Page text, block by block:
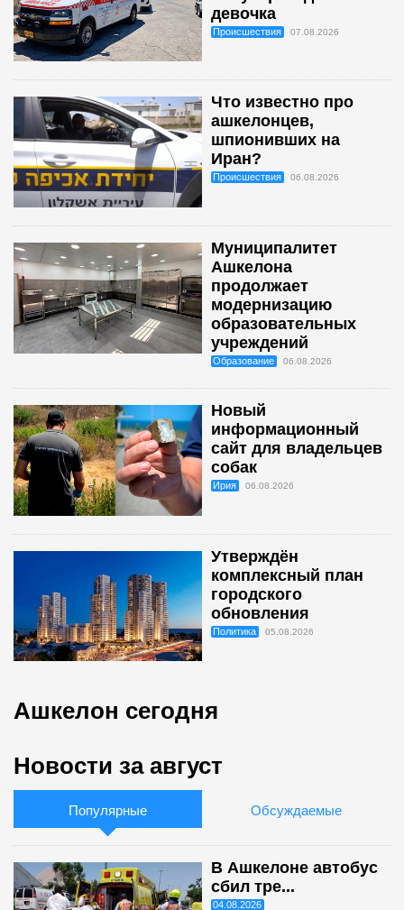
девочка
Происшествия 07.08.2026
Что известно про
ашкелонцев,
шпионивших на
Иран?
Происшествия 06.08.2026
Муниципалитет
Ашкелона
продолжает
модернизацию
образовательных
учреждений
Образование 06.08.2026
Новый
информационный
сайт для владельцев
собак
Ирия 06.08.2026
Утверждён
комплексный план
городского
обновления
Политика 05.08.2026
Ашкелон сегодня
Новости за август
Популярные Обсуждаемые
В Ашкелоне автобус
сбил тре...
04.08.2026